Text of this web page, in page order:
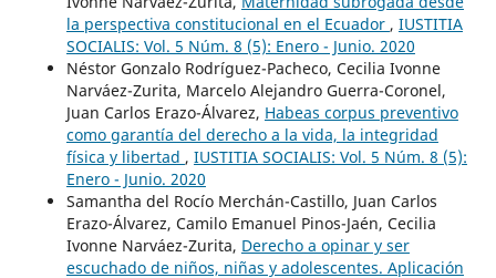
la perspectiva constitucional en el Ecuador , IUSTITIA
SOCIALIS: Vol. 5 Núm. 8 (5): Enero - Junio. 2020
Néstor Gonzalo Rodríguez-Pacheco, Cecilia Ivonne
Narváez-Zurita, Marcelo Alejandro Guerra-Coronel,
Juan Carlos Erazo-Álvarez, Habeas corpus preventivo
como garantía del derecho a la vida, la integridad
física y libertad , IUSTITIA SOCIALIS: Vol. 5 Núm. 8 (5):
Enero - Junio. 2020
Samantha del Rocío Merchán-Castillo, Juan Carlos
Erazo-Álvarez, Camilo Emanuel Pinos-Jaén, Cecilia
Ivonne Narváez-Zurita, Derecho a opinar y ser
escuchado de niños, niñas y adolescentes. Aplicación